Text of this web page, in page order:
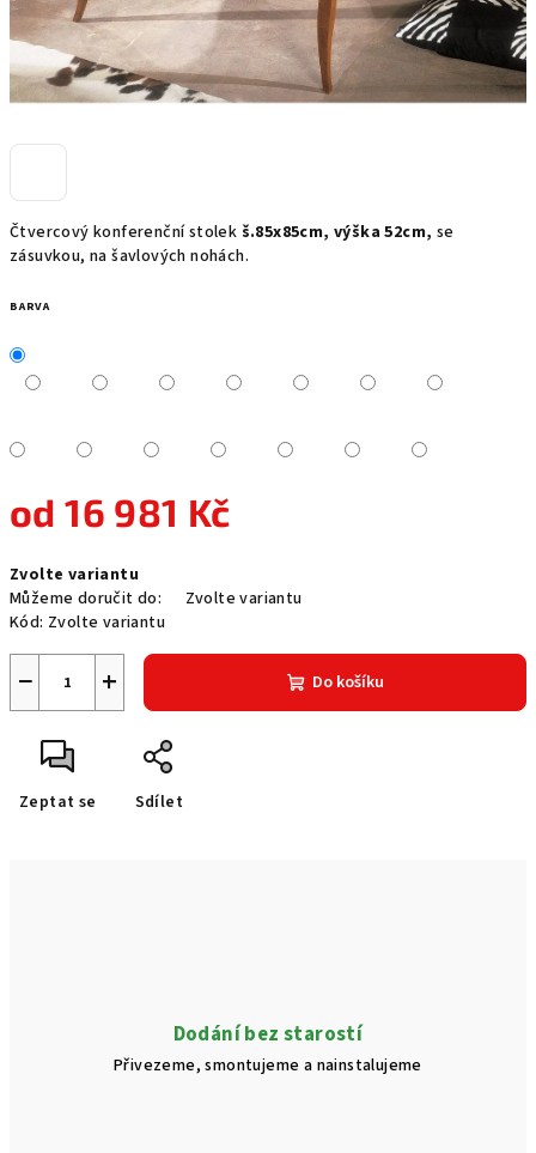
Čtvercový konferenční stolek š.85x85cm, výška 52cm, se
zásuvkou, na šavlových nohách.
BARVA
od16 981 Kč
cena:
Zvolte variantu
Můžeme doručit do:
Zvolte variantu
Kód: Zvolte variantu
+
− Do košíku
Zeptat se Sdílet
Dodání bez starostí
Přivezeme, smontujeme a nainstalujeme